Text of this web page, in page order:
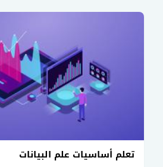
تعلم أساسيات علم البيانات